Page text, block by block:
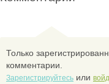
Только
комментарии.
Зарегистрируйтесь или